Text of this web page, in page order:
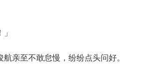
亲至不敢怠慢，纷纷点头问好。